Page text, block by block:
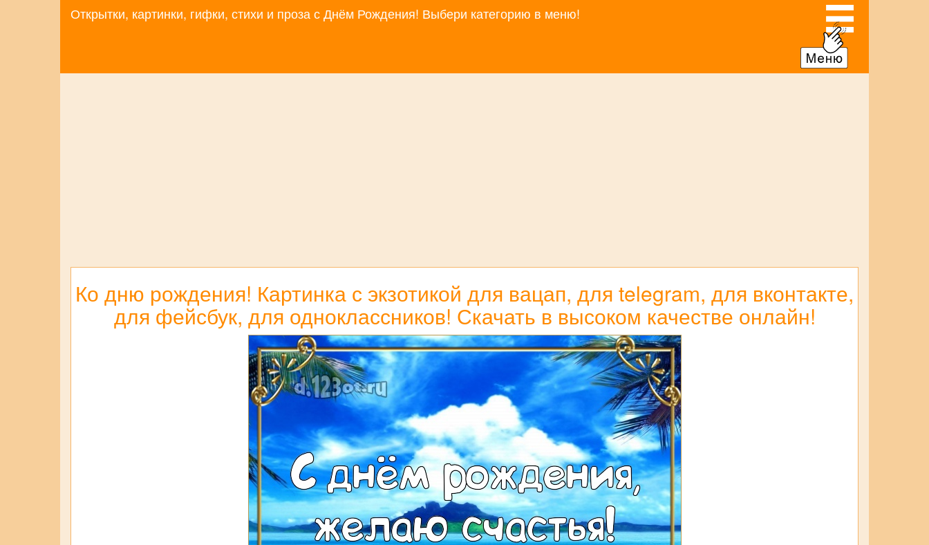
Открытки, картинки, гифки, стихи и проза с Днём Рождения! Выбери категорию в меню!
Ко дню рождения! Картинка с экзотикой для вацап, для telegram, для вконтакте,
для фейсбук, для одноклассников! Скачать в высоком качестве онлайн!